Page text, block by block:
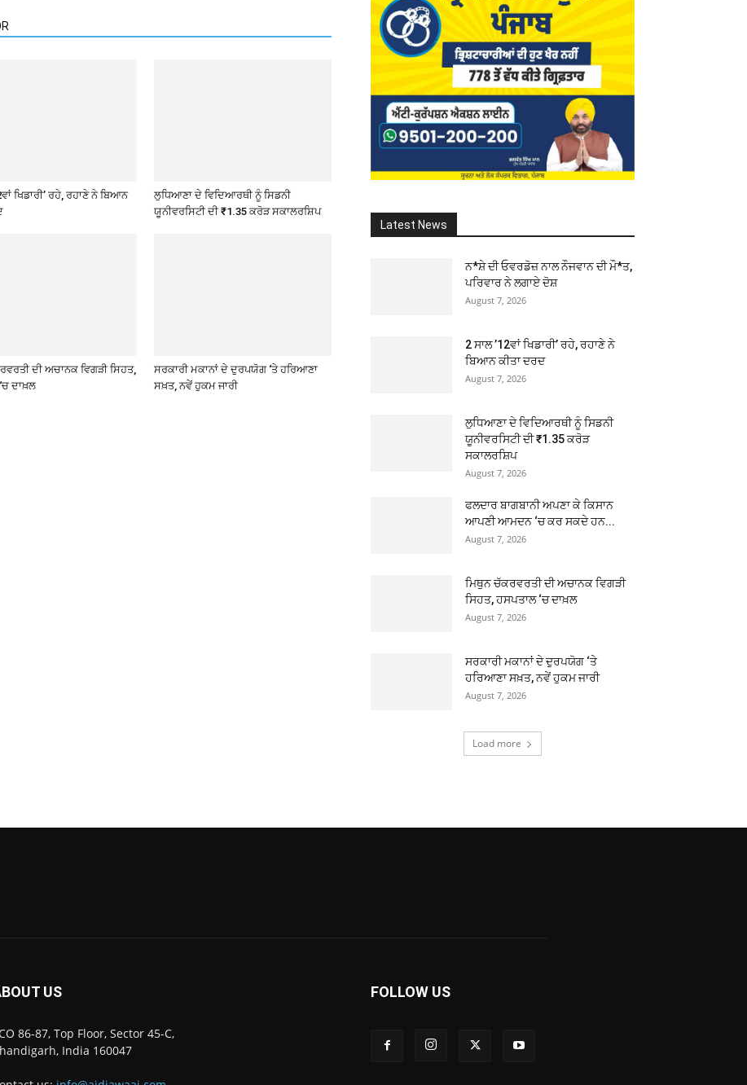
ਖਿਡਾਰੀ’ ਰਹੇ, ਰਹਾਣੇ ਨੇ ਬਿਆਨ
ਲੁਧਿਆਣਾ ਦੇ ਵਿਦਿਆਰਥੀ ਨੂੰ ਸਿਡਨੀ
ਯੂਨੀਵਰਸਿਟੀ ਦੀ ₹1.35 ਕਰੋੜ ਸਕਾਲਰਸ਼ਿਪ
ਦੀ ਅਚਾਨਕ ਵਿਗੜੀ ਸਿਹਤ,
ਦਾਖ਼ਲ
ਸਰਕਾਰੀ ਮਕਾਨਾਂ ਦੇ ਦੁਰਪਯੋਗ ‘ਤੇ ਹਰਿਆਣਾ
ਸਖ਼ਤ, ਨਵੇਂ ਹੁਕਮ ਜਾਰੀ
Latest News
ਨ*ਸ਼ੇ ਦੀ ਓਵਰਡੋਜ਼ ਨਾਲ ਨੌਜਵਾਨ ਦੀ ਮੌ*ਤ,
ਪਰਿਵਾਰ ਨੇ ਲਗਾਏ ਦੋਸ਼
August 7, 2026
2 ਸਾਲ ’12ਵਾਂ ਖਿਡਾਰੀ’ ਰਹੇ, ਰਹਾਣੇ ਨੇ
ਬਿਆਨ ਕੀਤਾ ਦਰਦ
August 7, 2026
ਲੁਧਿਆਣਾ ਦੇ ਵਿਦਿਆਰਥੀ ਨੂੰ ਸਿਡਨੀ
ਯੂਨੀਵਰਸਿਟੀ ਦੀ ₹1.35 ਕਰੋੜ
ਸਕਾਲਰਸ਼ਿਪ
August 7, 2026
ਫਲਦਾਰ ਬਾਗਬਾਨੀ ਅਪਣਾ ਕੇ ਕਿਸਾਨ
ਆਪਣੀ ਆਮਦਨ ‘ਚ ਕਰ ਸਕਦੇ ਹਨ...
August 7, 2026
ਮਿਥੁਨ ਚੱਕਰਵਰਤੀ ਦੀ ਅਚਾਨਕ ਵਿਗੜੀ
ਸਿਹਤ, ਹਸਪਤਾਲ ‘ਚ ਦਾਖ਼ਲ
August 7, 2026
ਸਰਕਾਰੀ ਮਕਾਨਾਂ ਦੇ ਦੁਰਪਯੋਗ ‘ਤੇ
ਹਰਿਆਣਾ ਸਖ਼ਤ, ਨਵੇਂ ਹੁਕਮ ਜਾਰੀ
August 7, 2026
Load more
US
86-87, Top Floor, Sector 45-C,
India 160047
FOLLOW US